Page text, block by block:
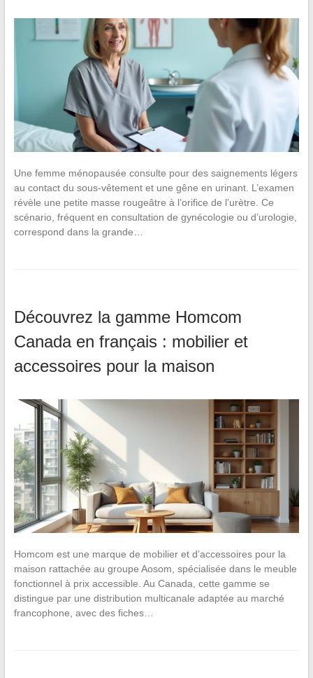
Une femme ménopausée consulte pour des saignements légers
au contact du sous-vêtement et une gêne en urinant. L’examen
révèle une petite masse rougeâtre à l’orifice de l’urètre. Ce
scénario, fréquent en consultation de gynécologie ou d’urologie,
correspond dans la grande…
Découvrez la gamme Homcom
Canada en français : mobilier et
accessoires pour la maison
Homcom est une marque de mobilier et d’accessoires pour la
maison rattachée au groupe Aosom, spécialisée dans le meuble
fonctionnel à prix accessible. Au Canada, cette gamme se
distingue par une distribution multicanale adaptée au marché
francophone, avec des fiches…